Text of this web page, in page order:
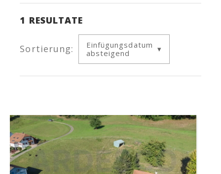
1 RESULTATE
Sortierung:
Einfügungsdatum
absteigend